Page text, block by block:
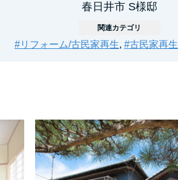
春日井市 S様邸
関連カテゴリ
#リフォーム/古民家再生, #古民家再生